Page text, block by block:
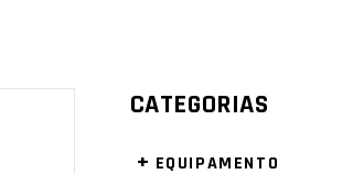
CATEGORIAS
+ EQUIPAMENTO